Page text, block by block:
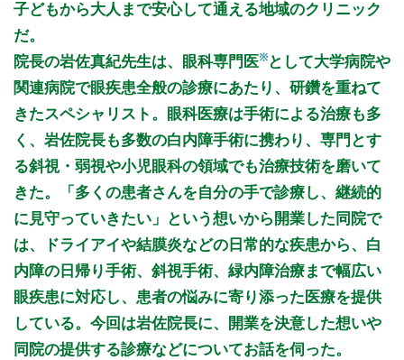
備考：月・火・金 14:00～16:00(特殊検査・処置・術前検査・
硝子体注射)要予約
※診療時間や臨時休診・診療内容等について、事前に必ず医療
機関ホームページ、またはお電話にてご確認ください。
>>病院なびで医療機関の詳細を見る
公式HPはこちら
子どもから大人まで安心して通える地域のクリニック
だ。
院長の岩佐真紀先生は、眼科専門医※ として大学病院や
関連病院で眼疾患全般の診療にあたり、研鑽を重ねて
きたスペシャリスト。眼科医療は手術による治療も多
く、岩佐院長も多数の白内障手術に携わり、専門とす
る斜視・弱視や小児眼科の領域でも治療技術を磨いて
きた。「多くの患者さんを自分の手で診療し、継続的
に見守っていきたい」という想いから開業した同院で
は、ドライアイや結膜炎などの日常的な疾患から、白
内障の日帰り手術、斜視手術、緑内障治療まで幅広い
眼疾患に対応し、患者の悩みに寄り添った医療を提供
している。今回は岩佐院長に、開業を決意した想いや
同院の提供する診療などについてお話を伺った。